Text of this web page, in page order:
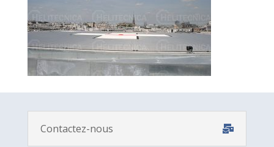
Contactez-nous